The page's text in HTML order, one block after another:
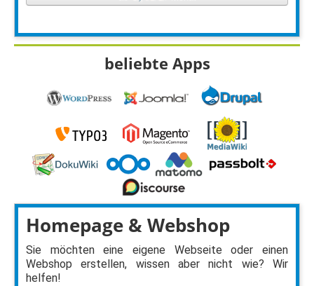
beliebte Apps
Homepage & Webshop
Sie möchten eine eigene Webseite oder einen
Webshop erstellen, wissen aber nicht wie? Wir
helfen!